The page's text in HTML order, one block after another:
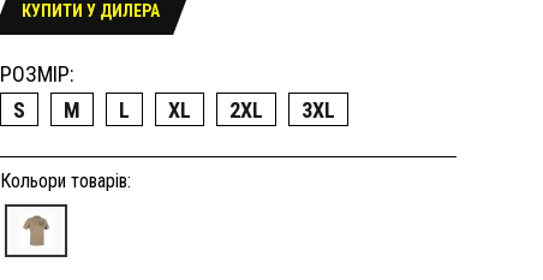
КУПИТИ У ДИЛЕРА
РОЗМІР:
S
M L XL 2XL 3XL
Кольори товарів: